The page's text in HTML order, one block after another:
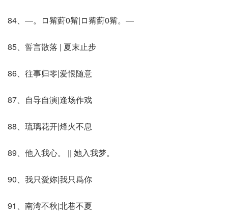
84、—。ロ觜薱0觜|ロ觜薱0觜。—
85、誓言散落 | 夏末止步
86、往事归零|爱恨随意
87、自导自演|逢场作戏
88、琉璃花开|烽火不息
89、他入我心。 || 她入我梦。
90、我只愛妳|我只爲你
91、南湾不秋|北巷不夏